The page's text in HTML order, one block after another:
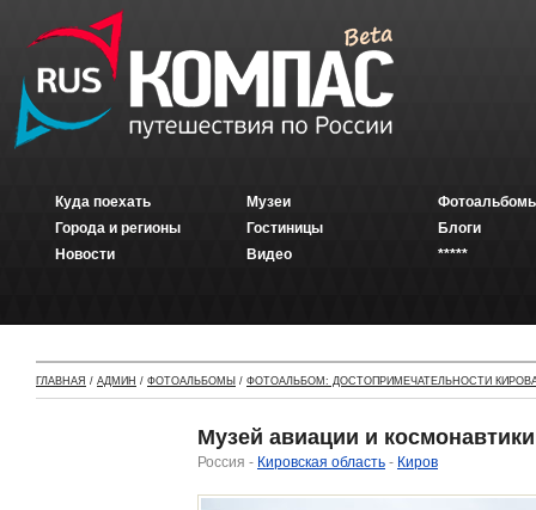
Куда поехать
Города и регионы
Новости
Музеи
Гостиницы
Видео
Блоги
*****
ГЛАВНАЯ / АДМИН / ФОТОАЛЬБОМЫ / ФОТОАЛЬБОМ: ДОСТОПРИМЕЧАТЕЛЬНОСТИ
Музей авиации и
Россия - Кировская область - Киров